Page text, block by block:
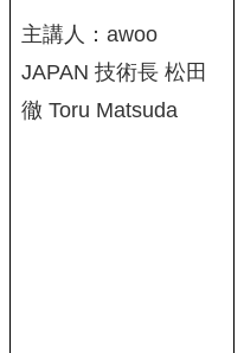
主講人：awoo
JAPAN 技術長 松田
徹 Toru Matsuda